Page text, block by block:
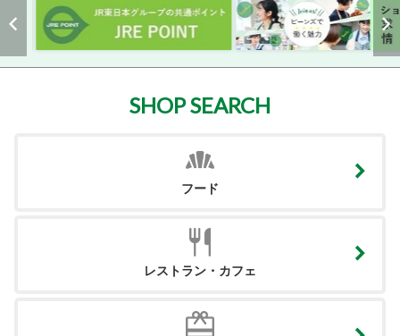
SHOP SEARCH
フード
レストラン・カフェ